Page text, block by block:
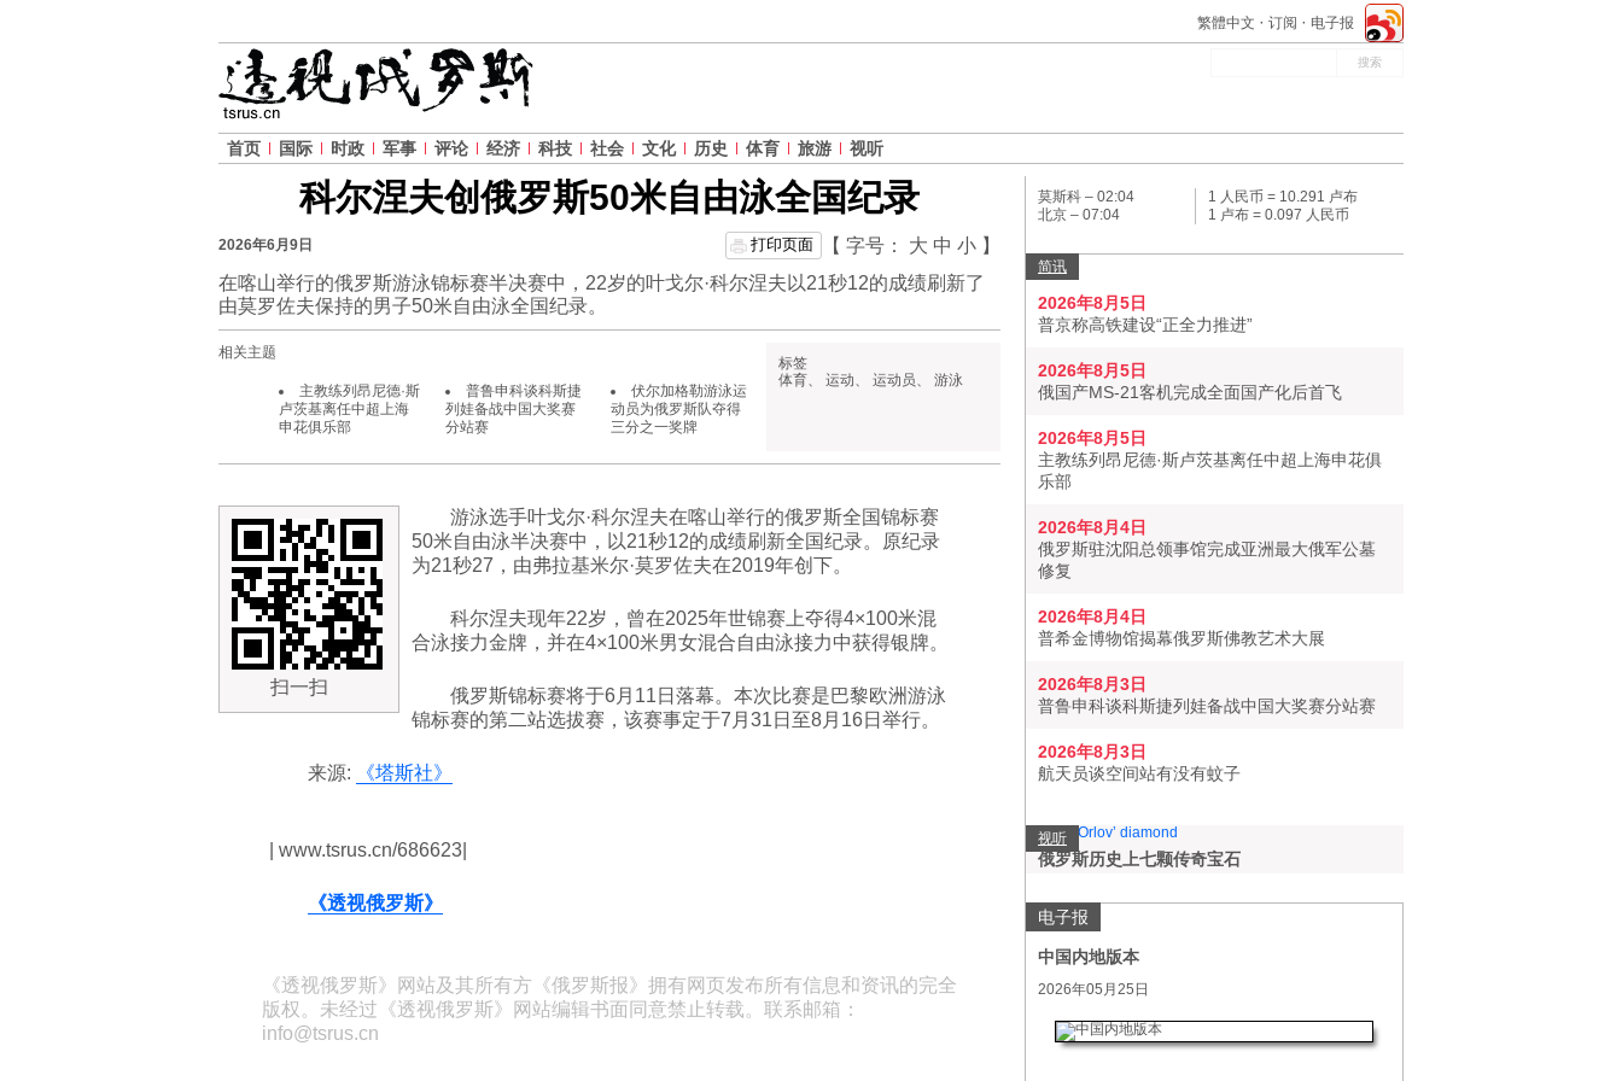
繁體中文 订阅 电子报
首页 国际 时政 军事 评论 经济 科技 社会 文化 历史 体育 旅游 视听
科尔涅夫创俄罗斯50米自由泳全国纪录
2026年6月9日 【 字号： 大 中 小 】
打印页面
在喀山举行的俄罗斯游泳锦标赛半决赛中，22岁的叶戈尔·科尔涅夫以21秒12的成绩刷新了
由莫罗佐夫保持的男子50米自由泳全国纪录。
相关主题
主教练列昂尼德·斯
卢茨基离任中超上海
申花俱乐部
普鲁申科谈科斯捷
列娃备战中国大奖赛
分站赛
伏尔加格勒游泳运
动员为俄罗斯队夺得
三分之一奖牌
标签
体育、 运动、 运动员、 游泳
扫一扫
游泳选手叶戈尔·科尔涅夫在喀山举行的俄罗斯全国锦标赛
50米自由泳半决赛中，以21秒12的成绩刷新全国纪录。原纪录
为21秒27，由弗拉基米尔·莫罗佐夫在2019年创下。
科尔涅夫现年22岁，曾在2025年世锦赛上夺得4×100米混
合泳接力金牌，并在4×100米男女混合自由泳接力中获得银牌。
俄罗斯锦标赛将于6月11日落幕。本次比赛是巴黎欧洲游泳
锦标赛的第二站选拔赛，该赛事定于7月31日至8月16日举行。
来源: 《塔斯社》
| www.tsrus.cn/686623|
《透视俄罗斯》
《透视俄罗斯》网站及其所有方《俄罗斯报》拥有网页发布所有信息和资讯的完全
版权。未经过《透视俄罗斯》网站编辑书面同意禁止转载。联系邮箱：
info@tsrus.cn
莫斯科 – 02:04
北京 – 07:04
1 人民币 = 10.291 卢布
1 卢布 = 0.097 人民币
简讯
2026年8月5日
普京称高铁建设“正全力推进”
2026年8月5日
俄国产MS-21客机完成全面国产化后首飞
2026年8月5日
主教练列昂尼德·斯卢茨基离任中超上海申花俱
乐部
2026年8月4日
俄罗斯驻沈阳总领事馆完成亚洲最大俄军公墓
修复
2026年8月4日
普希金博物馆揭幕俄罗斯佛教艺术大展
2026年8月3日
普鲁申科谈科斯捷列娃备战中国大奖赛分站赛
2026年8月3日
航天员谈空间站有没有蚊子
视听
俄罗斯历史上七颗传奇宝石
电子报
中国内地版本
2026年05月25日